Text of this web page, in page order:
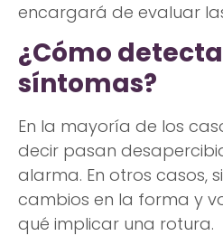
encargará de evaluar
¿Cómo
síntomas?
En la mayoría de los
decir pasan
alarma. En otros casos,
cambios en la forma y
qué implicar una rotura.